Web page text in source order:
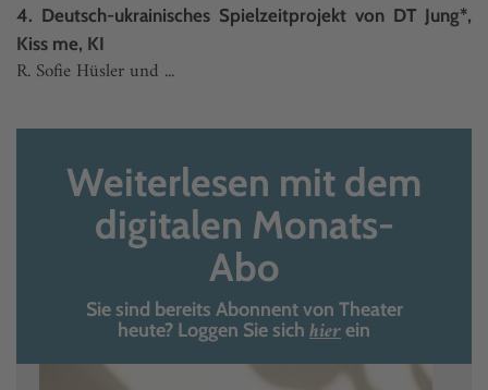
4. Deutsch-ukrainisches Spielzeitprojekt von DT Jung*,
Kiss me, KI
R. Sofie Hüsler und ...
Weiterlesen mit dem
digitalen Monats-
Abo
Sie sind bereits Abonnent von Theater
heute? Loggen Sie sich hierein